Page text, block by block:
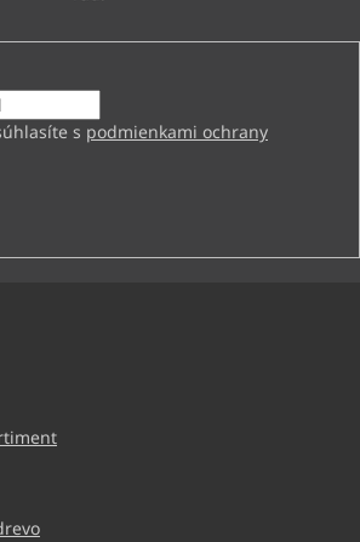
s podmienkami ochrany